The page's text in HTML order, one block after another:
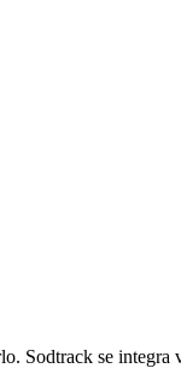
Sodtrack se integra